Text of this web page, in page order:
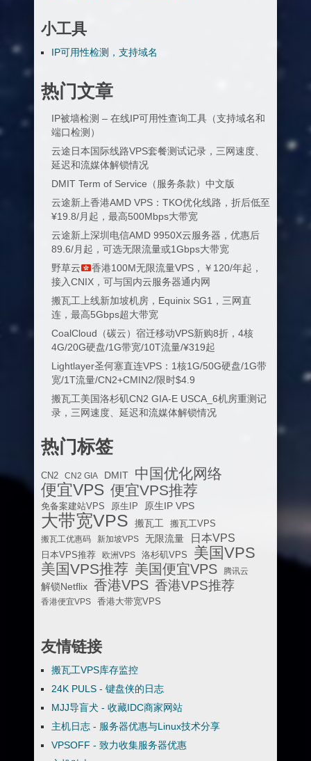
小工具
IP可用性检测，支持域名
热门文章
IP被墙检测 – 在线IP可用性查询工具（支持域名和
端口检测）
云途日本国际线路VPS套餐测试记录，三网速度、
延迟和流媒体解锁情况
DMIT Term of Service（服务条款）中文版
云途新上香港AMD VPS：TKO优化线路，折后低至
¥19.8/月起，最高500Mbps大带宽
云途新上深圳电信AMD 9950X云服务器，优惠后
89.6/月起，可选无限流量或1Gbps大带宽
野草云
香港100M无限流量VPS，￥120/年起，
接入CNIX，可与国内云服务器通内网
搬瓦工上线新加坡机房，Equinix SG1，三网直
连，最高5Gbps超大带宽
CoalCloud（碳云）宿迁移动VPS新购8折，4核
4G/20G硬盘/1G带宽/10T流量/¥319起
Lightlayer圣何塞直连VPS：1核1G/50G硬盘/1G带
宽/1T流量/CN2+CMIN2/限时$4.9
搬瓦工美国洛杉矶CN2 GIA-E USCA_6机房重测记
录，三网速度、延迟和流媒体解锁情况
热门标签
CN2 CN2 GIA DMIT 中国优化网络
便宜VPS 便宜VPS推荐
免备案建站VPS 原生IP 原生IP VPS
大带宽VPS 搬瓦工
搬瓦工VPS
搬瓦工优惠码
新加坡VPS 无限流量 日本VPS
日本VPS推荐 欧洲VPS 洛杉矶VPS 美国VPS
美国VPS推荐 美国便宜VPS 腾讯云
解锁Netflix 香港VPS 香港VPS推荐
香港便宜VPS 香港大带宽VPS
友情链接
搬瓦工VPS库存监控
24K PULS - 键盘侠的日志
MJJ导盲犬 - 收藏IDC商家网站
主机日志 - 服务器优惠与Linux技术分享
VPSOFF - 致力收集服务器优惠